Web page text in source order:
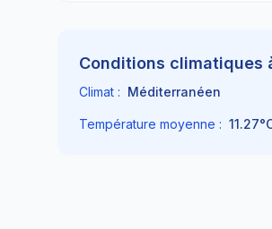
Conditions climatiques
Climat : Méditerranéen
Température moyenne : 11.27